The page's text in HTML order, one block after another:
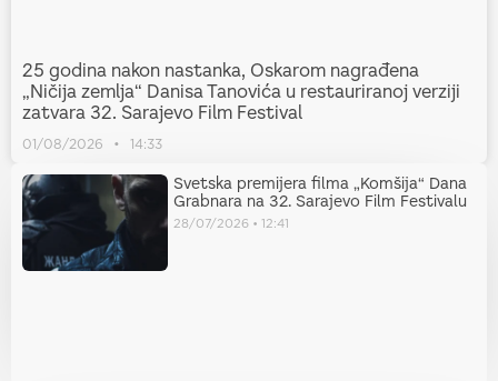
25 godina nakon nastanka, Oskarom nagrađena
„Ničija zemlja“ Danisa Tanovića u restauriranoj verziji
zatvara 32. Sarajevo Film Festival
01/08/2026 14:33
Svetska premijera filma „Komšija“ Dana
Grabnara na 32. Sarajevo Film Festivalu
28/07/2026 12:41